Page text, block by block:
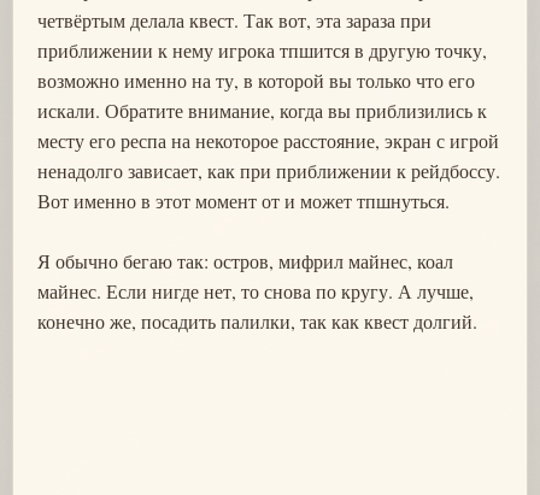
четвёртым делала квест. Так вот, эта зараза при
приближении к нему игрока тпшится в другую точку,
возможно именно на ту, в которой вы только что его
искали. Обратите внимание, когда вы приблизились к
месту его респа на некоторое расстояние, экран с игрой
ненадолго зависает, как при приближении к рейдбоссу.
Вот именно в этот момент от и может тпшнуться.
Я обычно бегаю так: остров, мифрил майнес, коал
майнес. Если нигде нет, то снова по кругу. А лучше,
конечно же, посадить палилки, так как квест долгий.